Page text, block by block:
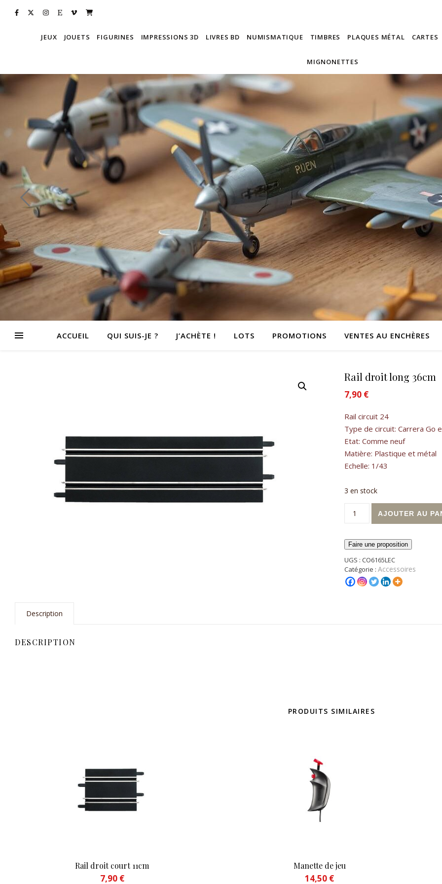
JEUX JOUETS FIGURINES IMPRESSIONS 3D LIVRES BD NUMISMATIQUE TIMBRES PLAQUES MÉTAL CARTES
MIGNONETTES
ACCUEIL QUI SUIS-JE ? J’ACHÈTE ! LOTS PROMOTIONS VENTES AU ENCHÈRES
Rail droit long 36cm
7,90 €
Rail circuit 24
Type de circuit: Carrera Go
Etat: Comme neuf
Matière: Plastique et métal
Echelle: 1/43
3 en stock
AJOUTER AU
Faire une proposition
UGS : CO6165LEC
Catégorie : Accessoires
Description
DESCRIPTION
PRODUITS SIMILAIRES
Rail droit court 11cm
7,90 €
Manette de jeu
14,50 €